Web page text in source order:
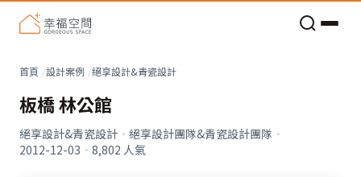
首頁 設計案例 絕享設計&青瓷設計
板橋 林公館
絕享設計&青瓷設計 · 絕享設計團隊&青瓷設計團隊 ·
2012-12-03 · 8,802 人氣